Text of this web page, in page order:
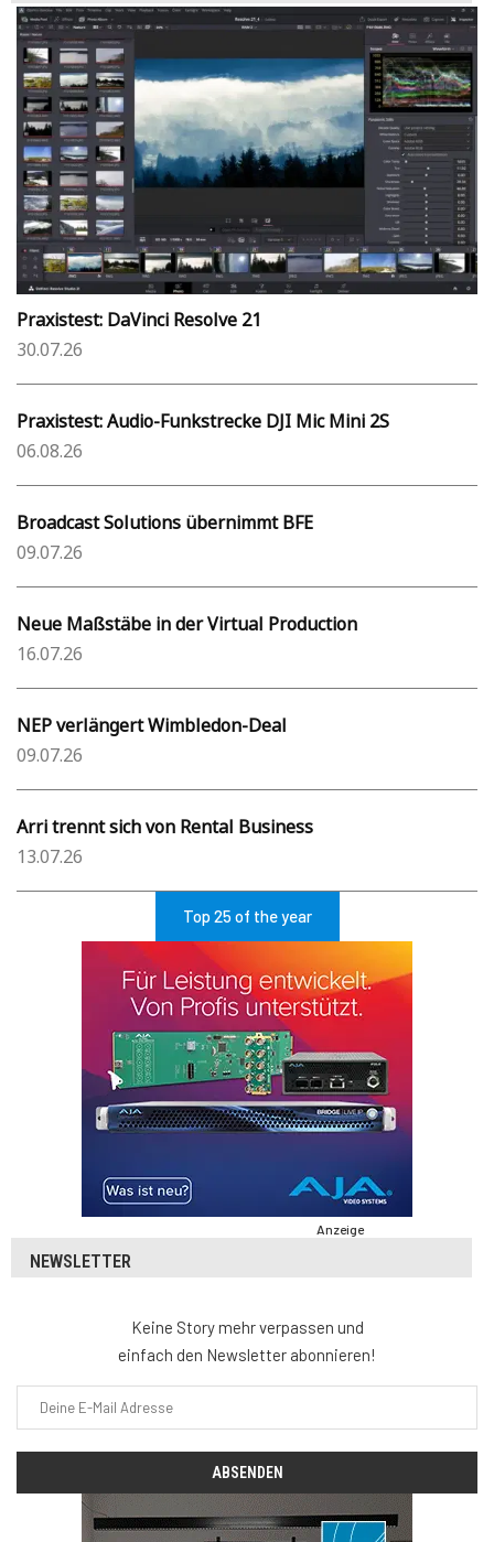
Praxistest: DaVinci Resolve 21
30.07.26
Praxistest: Audio-Funkstrecke DJI Mic Mini 2S
06.08.26
Broadcast Solutions übernimmt BFE
09.07.26
Neue Maßstäbe in der Virtual Production
16.07.26
NEP verlängert Wimbledon-Deal
09.07.26
Arri trennt sich von Rental Business
13.07.26
Top 25 of the year
Anzeige
NEWSLETTER
Keine Story mehr verpassen und
einfach den Newsletter abonnieren!